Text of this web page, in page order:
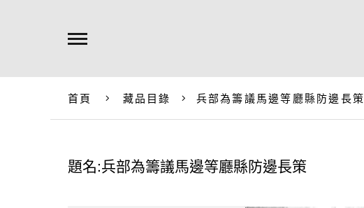
首頁 藏品目錄 兵部為籌議馬邊等廳縣防邊長策
題名:兵部為籌議馬邊等廳縣防邊長策